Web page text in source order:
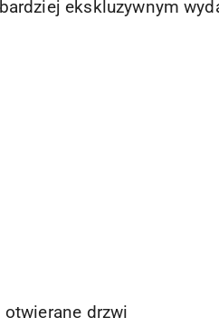
ekskluzywnym
drzwi